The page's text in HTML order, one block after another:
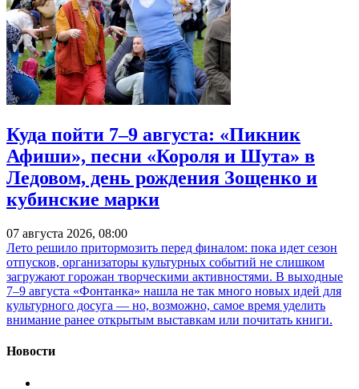
Куда пойти 7–9 августа: «Пикник
Афиши», песни «Короля и Шута» в
Ледовом, день рождения Зощенко и
кубинские марки
07 августа 2026, 08:00
Лето решило притормозить перед финалом: пока идет сезон
отпусков, организаторы культурных событий не слишком
загружают горожан творческими активностями. В выходные
7–9 августа «Фонтанка» нашла не так много новых идей для
культурного досуга — но, возможно, самое время уделить
внимание ранее открытым выставкам или почитать книги.
Новости